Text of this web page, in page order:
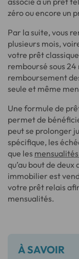
zéro ou encore un
Par la suite, vous
plusieurs mois,
votre prêt
remboursé sous
remboursement
seule et même
Une formule de
permet de
peut se prolonger
spécifique, les
que les
qu’au bout de
immobilier est
votre prêt relais
mensualités.
À SAVOIR